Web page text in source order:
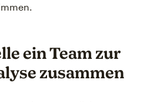
ein Team zur
zusammen